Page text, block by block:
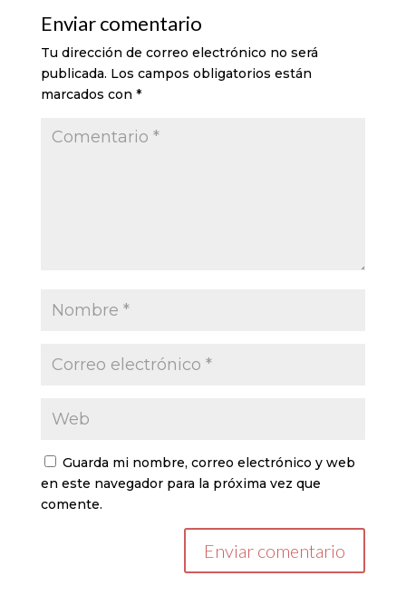
Enviar comentario
Tu dirección de correo electrónico no será
publicada. Los campos obligatorios están
marcados con *
Guarda mi nombre, correo electrónico y web
en este navegador para la próxima vez que
comente.